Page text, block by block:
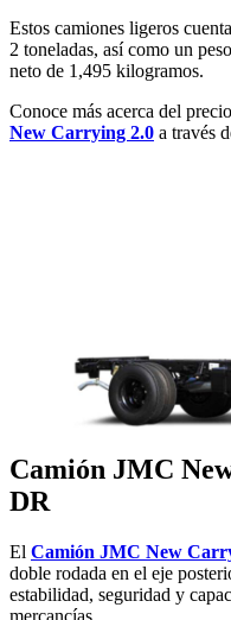
Estos camiones ligeros
2 toneladas, así como un
neto de 1,495 kilogramos.
Conoce más acerca del
New Carrying 2.0 a través
Camión JMC
DR
El Camión JMC New
doble rodada en el eje
estabilidad, seguridad y
mercancías.